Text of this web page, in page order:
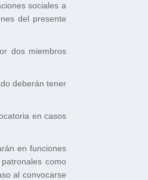
sociales a
del presente
dos miembros
deberán tener
en casos
en funciones
como
al convocarse